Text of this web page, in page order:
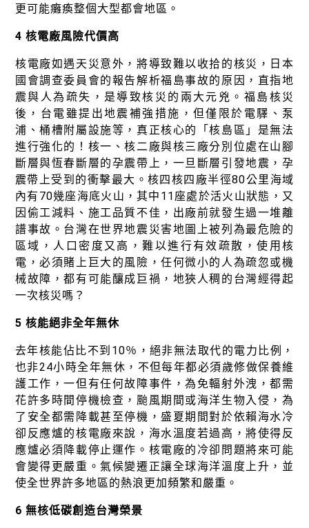
更可能癱瘓整個大型都會地區。
4 核電廠風險代價高
核電廠如遇天災意外，將導致難以收拾的核災，日本
國會調查委員會的報告解析福島事故的原因，直指地
震與人為疏失，是導致核災的兩大元兇。福島核災
後，台電雖提出地震補強措施，但僅限於電驛、泵
浦、桶槽附屬設施等，真正核心的「核島區」是無法
進行強化的！核一、核二廠與核三廠分別位處在山腳
斷層與恆春斷層的孕震帶上，一旦斷層引發地震，孕
震帶上受到的衝擊最大。核四核四廠半徑80公里海域
內有70幾座海底火山，其中11座處於活火山狀態，又
因偷工減料、施工品質不佳，出廠前就發生過一堆離
譜事故。台灣在世界地震災害地圖上被列為最危險的
區域，人口密度又高，難以進行有效疏散，使用核
電，必須賭上巨大的風險，任何微小的人為疏忽或機
械故障，都有可能釀成巨禍，地狹人稠的台灣經得起
一次核災嗎？
5 核能絕非全年無休
去年核能佔比不到10％，絕非無法取代的電力比例，
也非24小時全年無休，不但每年都必須歲修做保養維
護工作，一但有任何故障事件，為免輻射外洩，都需
花許多時間停機檢查，颱風期間或海洋生物入侵，為
了安全都需降載甚至停機，盛夏期間對於依賴海水冷
卻反應爐的核電廠來說，海水溫度若過高，將使得反
應爐必須降載停止運作。核電廠的冷卻問題將來可能
會變得更嚴重。氣候變遷正讓全球海洋溫度上升，並
使全世界許多地區的熱浪更加頻繁和嚴重。
6 無核低碳創造台灣榮景